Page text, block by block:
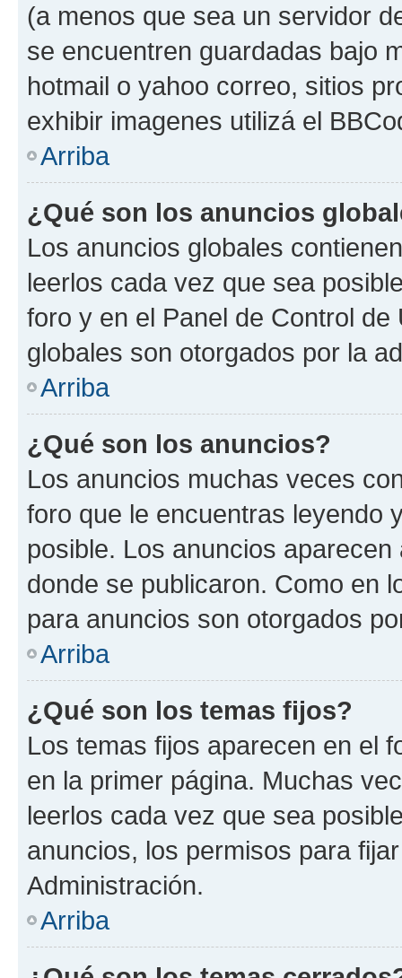
(a menos que sea un servidor
se encuentren guardadas bajo
hotmail o yahoo correo, sitios
exhibir imagenes utilizá el
Arriba
¿Qué son los anuncios
Los anuncios globales
leerlos cada vez que sea
foro y en el Panel de Control
globales son otorgados por la
Arriba
¿Qué son los anuncios?
Los anuncios muchas veces
foro que le encuentras leyendo
posible. Los anuncios
donde se publicaron. Como en
para anuncios son otorgados
Arriba
¿Qué son los temas fijos?
Los temas fijos aparecen en el
en la primer página. Muchas
leerlos cada vez que sea
anuncios, los permisos para
Administración.
Arriba